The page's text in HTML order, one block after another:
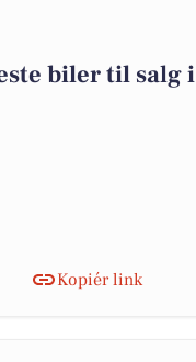
biler til salg i
Kopiér link